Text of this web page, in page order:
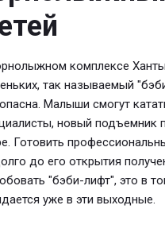
комплексе
так называемый
Малыши смогут
новый подъемник
Готовить
до его открытия
"бэби-лифт", это в
уже в эти выходные.